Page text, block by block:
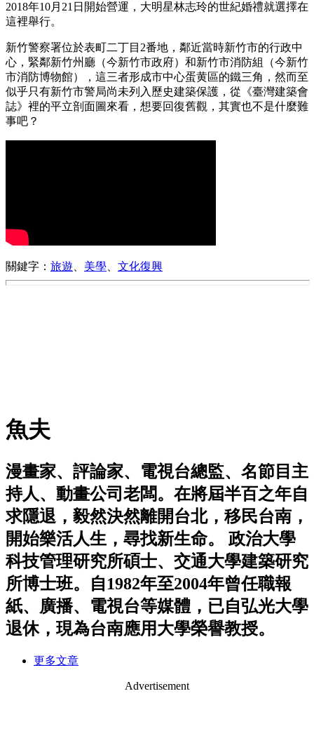
2018年10月21日開始營運，大明星林志玲的世紀婚禮就選擇在
這裡舉行。
新竹警察署位於表町二丁目2番地，鄰近當時新竹市的行政中
心，緊鄰新竹州廳（今新竹市政府）和新竹市消防組（今新竹
市消防博物館），這三者形成市中心蛋黄區的鐵三角，然而至
似乎只有新竹市警局尚未列入歷史建築保護，從《臺灣建築會
誌》裡的平立剖面圖來看，想要回復舊觀，其實也不是什麼難
事吧？
關鍵字： 旅遊 美學 文化復興
魚夫
漫畫家、評論家、電視台總監、名節目主
持人、動畫公司老闆。在將屆半百之年自
求隱退，毅然決然離開台北，移民台南，
開始樂活人生，尋找新生命。 政治大學
科技管理研究所碩士、交通大學建築研究
所博士班。自1982年至2004年曾任職報
紙、廣播、電視台等媒體，已自弘光大學
退休，現為台南應用大學榮譽教授。
更多文章
Advertisement